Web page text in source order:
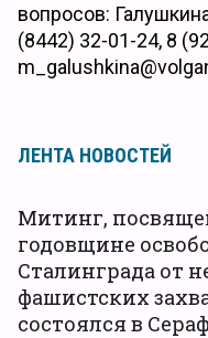
вопросов:
(8442) 32-01-24, 8
ЛЕНТА НОВОСТЕЙ
Митинг,
годовщине
Сталинграда от
фашистских
состоялся в